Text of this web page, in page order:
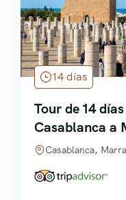
14 días
Tour de 14
Casablanca a
Casablanca,